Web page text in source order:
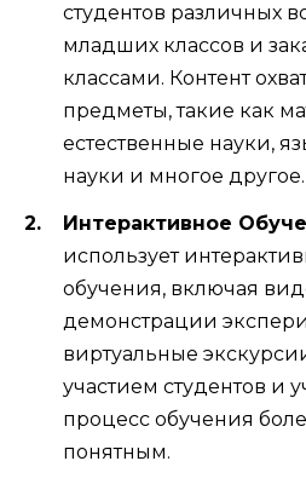
студентов различных
младших классов и
классами. Контент
предметы, такие как
естественные науки,
науки и многое другое.
Интерактивное
использует
обучения, включая
демонстрации
виртуальные
участием студентов и
процесс обучения
понятным.